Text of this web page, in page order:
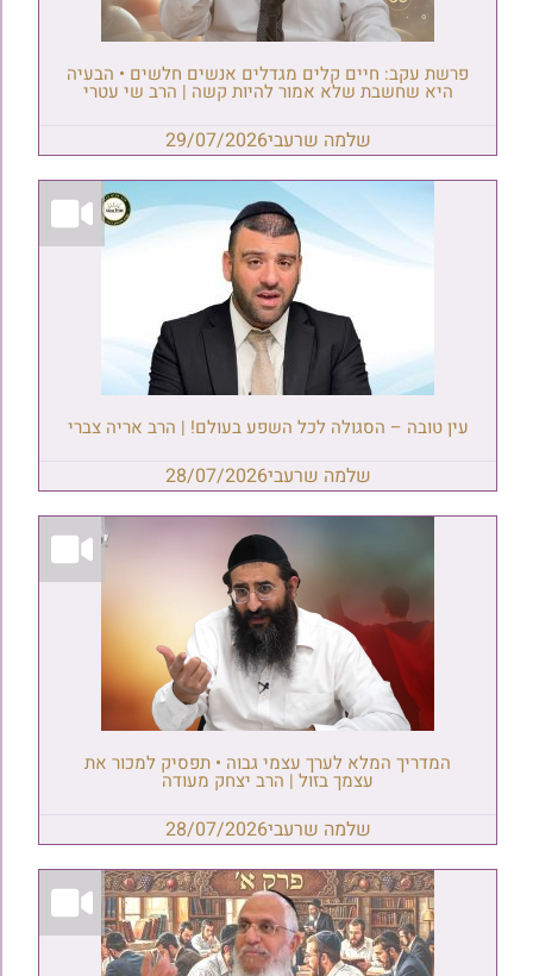
פרשת עקב: חיים קלים מגדלים אנשים חלשים • הבעיה
היא שחשבת שלא אמור להיות קשה | הרב שי עטרי
שלמה שרעבי29/07/2026
עין טובה – הסגולה לכל השפע בעולם! | הרב אריה צברי
שלמה שרעבי28/07/2026
המדריך המלא לערך עצמי גבוה • תפסיק למכור את
עצמך בזול | הרב יצחק מעודה
שלמה שרעבי28/07/2026